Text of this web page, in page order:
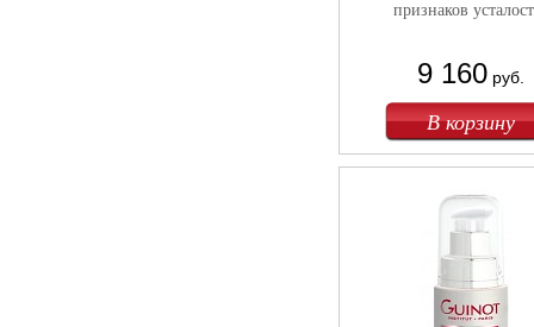
признаков
9 160 руб.